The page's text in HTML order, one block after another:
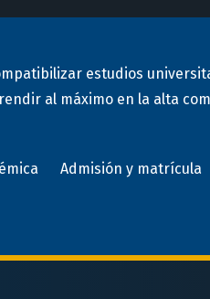
Kárate
estudios
al máximo en la alta
Admisión y matrícula